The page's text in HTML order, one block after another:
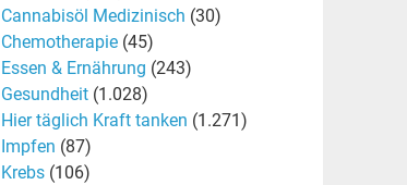
Cannabisöl Medizinisch (30)
Chemotherapie(45)
Essen & Ernährung (243)
Gesundheit(1.028)
Hier täglich Kraft tanken (1.271)
Impfen (87)
Krebs(106)